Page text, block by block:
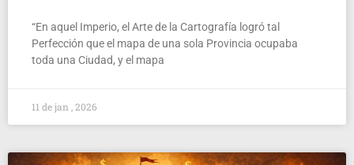
“En aquel Imperio, el Arte de la Cartografía logró tal
Perfección que el mapa de una sola Provincia ocupaba
toda una Ciudad, y el mapa
11 de jan , 2026